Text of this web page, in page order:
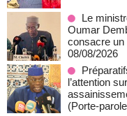
Le
Oumar
consacre un
08/08/2026
l’attention
(Porte-